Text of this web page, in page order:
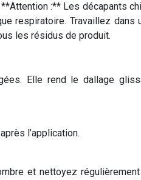
:** Les décapants
respiratoire. Travaillez
les résidus de produit.
Elle rend le dallage
l’application.
et nettoyez